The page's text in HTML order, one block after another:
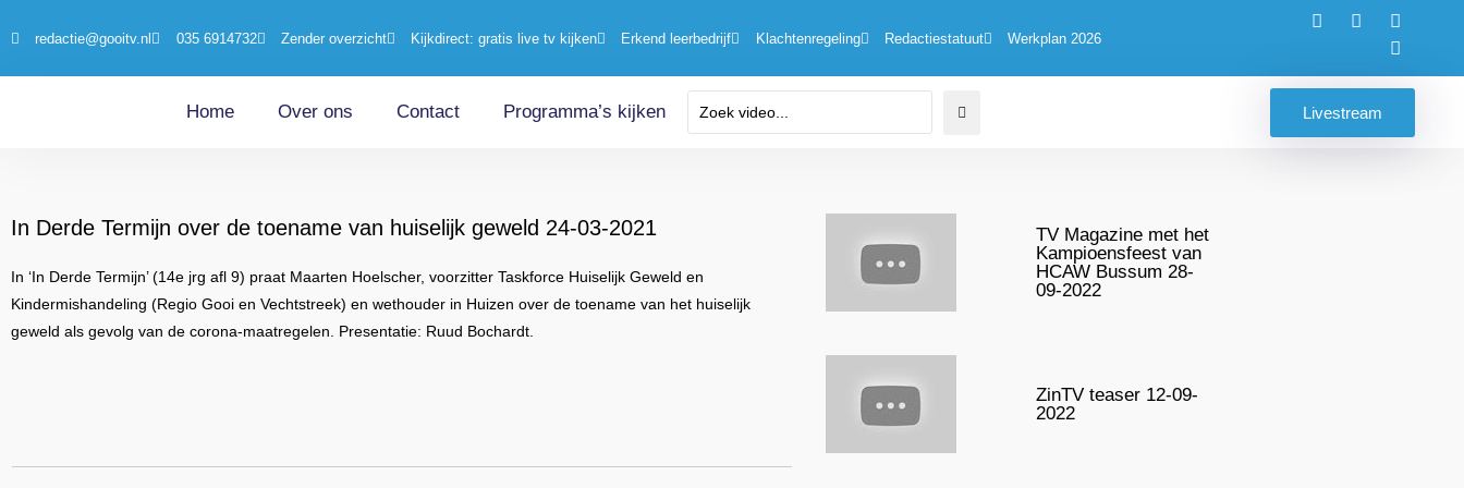
redactie@gooitv.nl 035 6914732 Zender overzicht Kijkdirect: gratis live tv kijken Erkend leerbedrijf Klachtenregeling Redactiestatuut Werkplan 2026
Home Over ons Contact Programma’s kijken Livestream
In Derde Termijn over de toename van huiselijk geweld 24-03-2021
In ‘In Derde Termijn’ (14e jrg afl 9) praat Maarten Hoelscher, voorzitter Taskforce Huiselijk Geweld en
Kindermishandeling (Regio Gooi en Vechtstreek) en wethouder in Huizen over de toename van het huiselijk
geweld als gevolg van de corona-maatregelen. Presentatie: Ruud Bochardt.
TV Magazine met het
Kampioensfeest van
HCAW Bussum 28-
09-2022
ZinTV teaser 12-09-
2022